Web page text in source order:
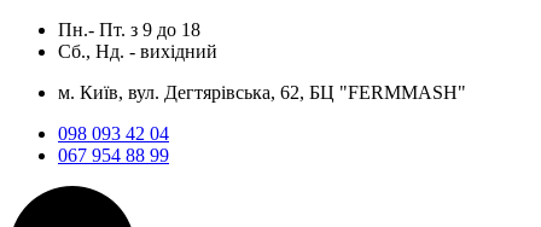
Пн.- Пт. з 9 до 18
Сб., Нд. - вихідний
м. Київ, вул. Дегтярівська, 62, БЦ "FERMMASH"
098 093 42 04
067 954 88 99